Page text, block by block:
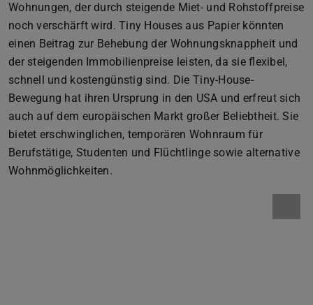
Wohnungen, der durch steigende Miet- und Rohstoffpreise
noch verschärft wird. Tiny Houses aus Papier könnten
einen Beitrag zur Behebung der Wohnungsknappheit und
der steigenden Immobilienpreise leisten, da sie flexibel,
schnell und kostengünstig sind. Die Tiny-House-
Bewegung hat ihren Ursprung in den USA und erfreut sich
auch auf dem europäischen Markt großer Beliebtheit. Sie
bietet erschwinglichen, temporären Wohnraum für
Berufstätige, Studenten und Flüchtlinge sowie alternative
Wohnmöglichkeiten.